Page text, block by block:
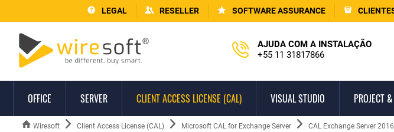
LEGAL RESELLER SOFTWARE ASSURANCE
AJUDA COM A INSTALAÇÃO
+55 11 31817866
OFFICE SERVER CLIENT ACCESS LICENSE (CAL) VISUAL STUDIO PROJECT
Wiresoft Client Access License (CAL) Microsoft CAL for Exchange Server CAL Exchange Server 2016